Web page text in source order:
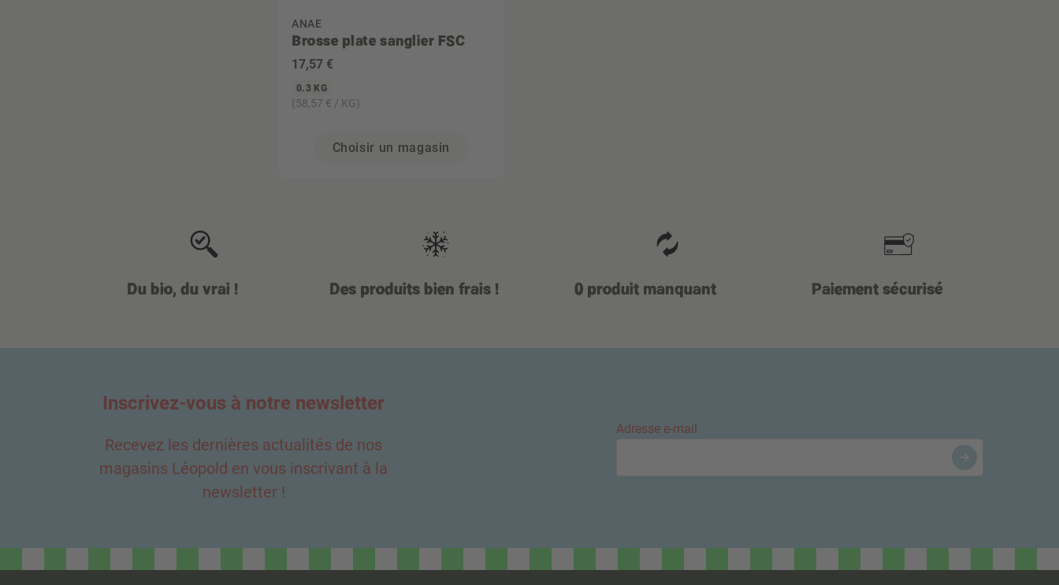
ANAE
Brosse plate sanglier FSC
17,57 €
0.3 KG
(58,57 € / KG)
Choisir un magasin
Du bio, du vrai ! Des produits bien frais ! 0 produit manquant Paiement sécurisé
Inscrivez-vous à notre newsletter
Recevez les dernières actualités de nos
magasins Léopold en vous inscrivant à la
newsletter !
Adresse e-mail